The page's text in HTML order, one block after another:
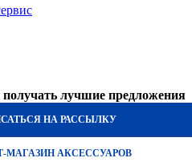
лучшие предложения
НА РАССЫЛКУ
МАГАЗИН АКСЕССУАРОВ